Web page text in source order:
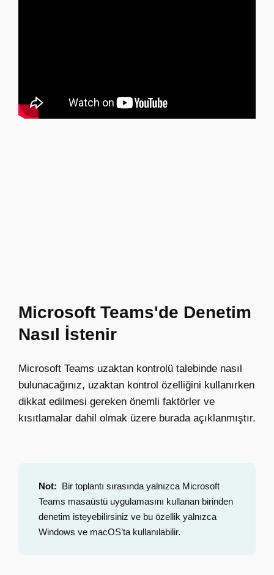
Microsoft Teams'de Denetim
Nasıl İstenir
Microsoft Teams uzaktan kontrolü talebinde nasıl
bulunacağınız, uzaktan kontrol özelliğini kullanırken
dikkat edilmesi gereken önemli faktörler ve
kısıtlamalar dahil olmak üzere burada açıklanmıştır.
Not: Bir toplantı sırasında yalnızca Microsoft
Teams masaüstü uygulamasını kullanan birinden
denetim isteyebilirsiniz ve bu özellik yalnızca
Windows ve macOS’ta kullanılabilir.